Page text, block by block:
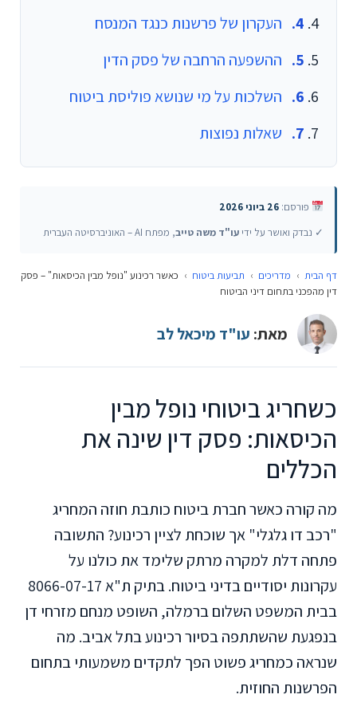
העקרון של פרשנות כנגד המנסח
ההשפעה הרחבה של פסק הדין
השלכות על מי שנושא פוליסת ביטוח
שאלות נפוצות
פורסם: 26 ביוני 2026
✓ נבדק ואושר על ידי עו"ד משה טייב, מפתח AI – האוניברסיטה העברית
דף הבית › מדריכים › תביעות ביטוח › כאשר רכינוע "נופל מבין הכיסאות" – פסק
דין מהפכני בתחום דיני הביטוח
מאת: עו"ד מיכאל לב
כשחריג ביטוחי נופל מבין
הכיסאות: פסק דין שינה את
הכללים
מה קורה כאשר חברת ביטוח כותבת חוזה המחריג
"רכב דו גלגלי" אך שוכחת לציין רכינוע? התשובה
פתחה דלת למקרה מרתק שלימד את כולנו על
עקרונות יסודיים בדיני ביטוח. בתיק ת"א 8066-07-17
בבית המשפט השלום ברמלה, השופט מנחם מזרחי דן
בנפגעת שהשתתפה בסיור רכינוע בתל אביב. מה
שנראה כמחריג פשוט הפך לתקדים משמעותי בתחום
הפרשנות החוזית.